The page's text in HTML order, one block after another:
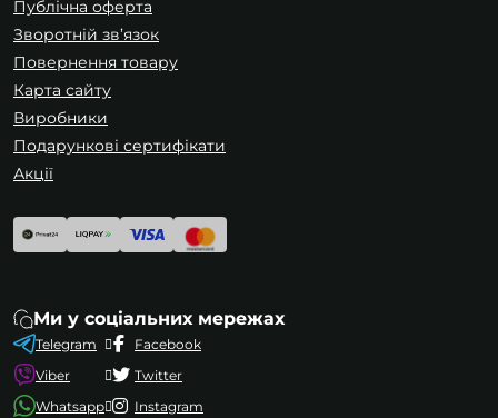
Публічна оферта
Зворотній зв’язок
Повернення товару
Карта сайту
Виробники
Подарункові сертифікати
Акції
Ми у соціальних мережах
Telegram
Viber
Whatsapp
Facebook
Twitter
Instagram